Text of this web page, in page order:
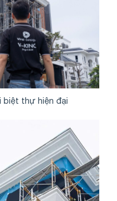
biệt thự hiện đại